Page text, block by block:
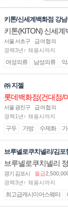
키톤/신세계백화점 강남
키톤(KITON) 신세
서울 서초구
급여협의
경력3년↑ 채용시까지
여성의류 남성의류
㈜ 지젤
롯데백화점(건대점/
인합니다
서울 광진구
급여협의
경력1년↑ 채용시까지
구두 가방 수제화
브루넬로쿠치넬리/김포
브루넬로쿠치넬리
경기 김포시 월급
경력3년↑ 채용시까지
최고급캐시미어스웨터